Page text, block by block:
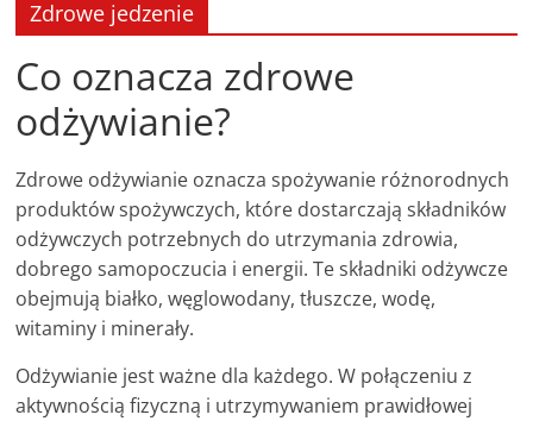
ciekawe
rady
–
poznaj
te
poradniki.
Porady
Zdrowe jedzenie
Co oznacza zdrowe
odżywianie?
Zdrowe odżywianie oznacza spożywanie różnorodnych
produktów spożywczych, które dostarczają składników
odżywczych potrzebnych do utrzymania zdrowia,
dobrego samopoczucia i energii. Te składniki odżywcze
obejmują białko, węglowodany, tłuszcze, wodę,
witaminy i minerały.
Odżywianie jest ważne dla każdego. W połączeniu z
aktywnością fizyczną i utrzymywaniem prawidłowej